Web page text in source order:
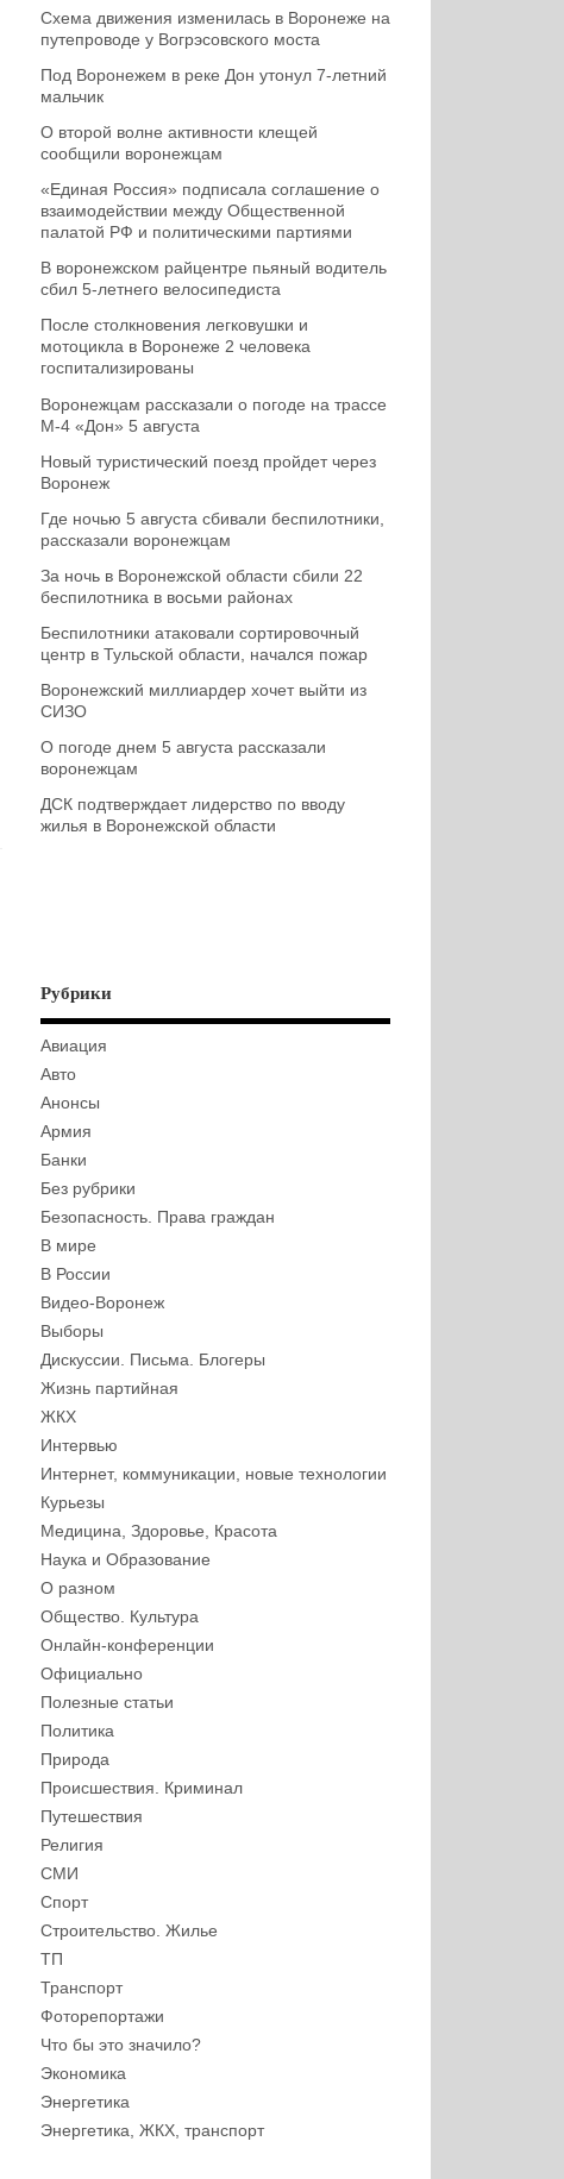
Схема движения изменилась в Воронеже на
путепроводе у Вогрэсовского моста
Под Воронежем в реке Дон утонул 7-летний
мальчик
О второй волне активности клещей
сообщили воронежцам
«Единая Россия» подписала соглашение о
взаимодействии между Общественной
палатой РФ и политическими партиями
В воронежском райцентре пьяный водитель
сбил 5-летнего велосипедиста
После столкновения легковушки и
мотоцикла в Воронеже 2 человека
госпитализированы
Воронежцам рассказали о погоде на трассе
М-4 «Дон» 5 августа
Новый туристический поезд пройдет через
Воронеж
Где ночью 5 августа сбивали беспилотники,
рассказали воронежцам
За ночь в Воронежской области сбили 22
беспилотника в восьми районах
Беспилотники атаковали сортировочный
центр в Тульской области, начался пожар
Воронежский миллиардер хочет выйти из
СИЗО
О погоде днем 5 августа рассказали
воронежцам
ДСК подтверждает лидерство по вводу
жилья в Воронежской области
Рубрики
Авиация
Авто
Анонсы
Армия
Банки
Без рубрики
Безопасность. Права граждан
В мире
В России
Видео-Воронеж
Выборы
Дискуссии. Письма. Блогеры
Жизнь партийная
ЖКХ
Интервью
Интернет, коммуникации, новые технологии
Курьезы
Медицина, Здоровье, Красота
Наука и Образование
О разном
Общество. Культура
Онлайн-конференции
Официально
Полезные статьи
Политика
Природа
Происшествия. Криминал
Путешествия
Религия
СМИ
Спорт
Строительство. Жилье
ТП
Транспорт
Фоторепортажи
Что бы это значило?
Экономика
Энергетика
Энергетика, ЖКХ, транспорт